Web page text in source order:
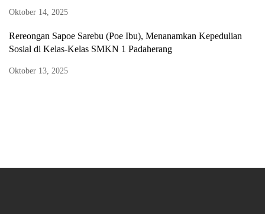
Oktober 14, 2025
Rereongan Sapoe Sarebu (Poe Ibu), Menanamkan Kepedulian
Sosial di Kelas-Kelas SMKN 1 Padaherang
Oktober 13, 2025